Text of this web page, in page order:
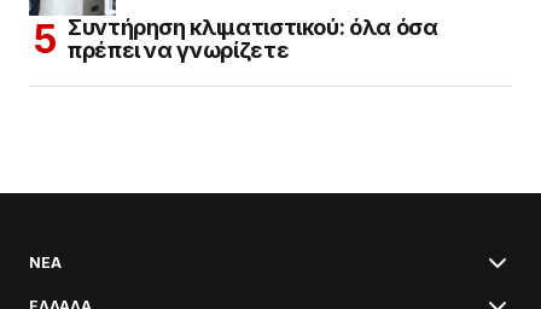
Συντήρηση κλιματιστικού: όλα όσα
πρέπει να γνωρίζετε
ΝΕΑ